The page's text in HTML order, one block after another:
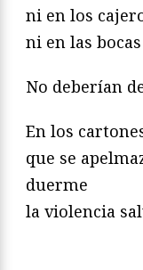
ni en los
ni en las
No deberían
En los
que se
duerme
la violencia